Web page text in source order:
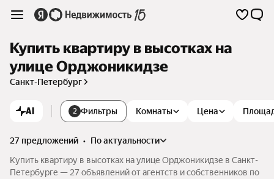
Купить квартиру в высотках на
улице Орджоникидзе
Санкт-Петербург
AI 2 Фильтры Комнаты Цена
27 предложений •
по актуальности
Купить квартиру в высотках на улице Орджоникидзе в Санкт-
Петербурге — 27 объявлений от агентств и собственников по